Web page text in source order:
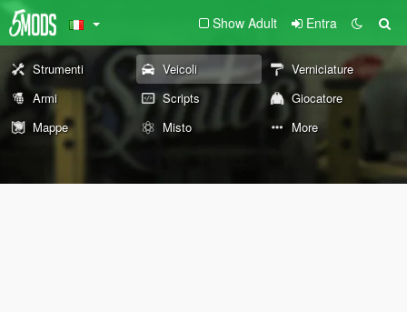
Show Adult Entra
Strumenti Veicoli
Verniciature
Armi
Scripts
Giocatore
Mappe
Misto More